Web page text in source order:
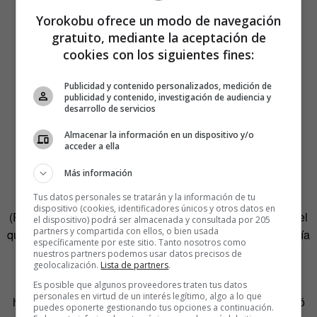
Al día siguiente, Mike Little, un programador de Stockport
(Reino Unido), leyó el post y dejó un mensaje escueto en el
que indicó su interés en participar. Un pacto que se acabaría
haciendo realidad al cabo de unos meses.
Según cuenta el libro deSiobhan McKeown
historia de la compañía, el primer grano de arena lo aportó
Yorokobu ofrece un modo de navegación
gratuito, mediante la aceptación de
cookies con los siguientes fines:
Publicidad y contenido personalizados, medición de
publicidad y contenido, investigación de audiencia y
desarrollo de servicios
Almacenar la información en un dispositivo y/o
acceder a ella
Más información
Tus datos personales se tratarán y la información de tu
dispositivo (cookies, identificadores únicos y otros datos en
el dispositivo) podrá ser almacenada y consultada por 205
partners y compartida con ellos, o bien usada
específicamente por este sitio. Tanto nosotros como
nuestros partners podemos usar datos precisos de
geolocalización. Lista de partners.
Es posible que algunos proveedores traten tus datos
personales en virtud de un interés legítimo, algo a lo que
puedes oponerte gestionando tus opciones a continuación.